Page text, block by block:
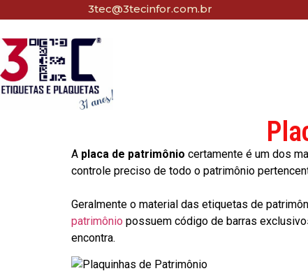
3tec@3tecinfor.com.br
A placa de patrimônio certamente é um dos
controle preciso de todo o patrimônio
Geralmente o material das etiquetas de
patrimônio possuem código de barras
encontra.